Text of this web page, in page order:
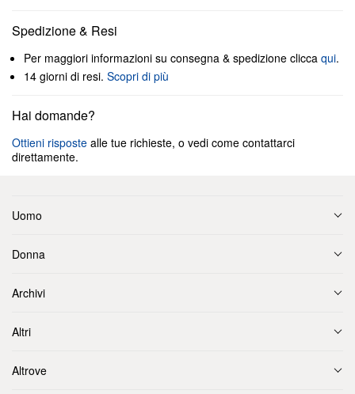
Spedizione & Resi
Per maggiori informazioni su consegna & spedizione clicca qui.
14 giorni di resi. Scopri di più
Hai domande?
Ottieni risposte alle tue richieste, o vedi come contattarci
direttamente.
Uomo
Donna
Archivi
Altri
Altrove